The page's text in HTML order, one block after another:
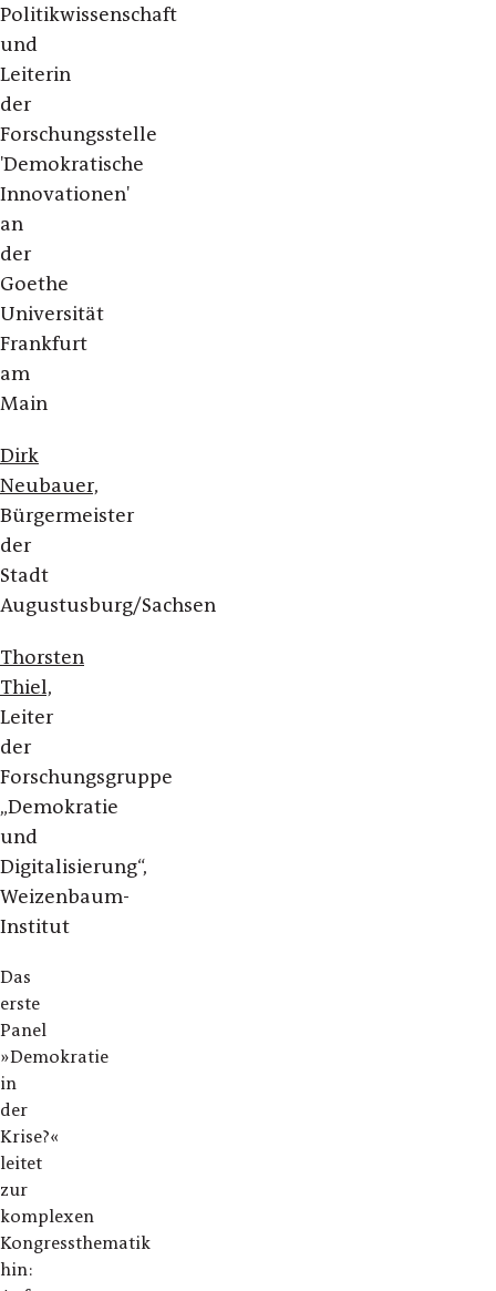
Politikwissenschaft
und
Leiterin
der
Forschungsstelle
'Demokratische
Innovationen'
an
der
Goethe
Universität
Frankfurt
am
Main
Dirk
Neubauer,
Bürgermeister
der
Stadt
Augustusburg/Sachsen
Thorsten
Thiel,
Leiter
der
Forschungsgruppe
„Demokratie
und
Digitalisierung“,
Weizenbaum-
Institut
Das
erste
Panel
»Demokratie
in
der
Krise?«
leitet
zur
komplexen
Kongressthematik
hin: